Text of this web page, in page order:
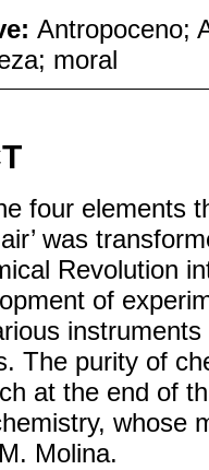
Antropoceno;
moral
four elements
air’ was
Revolution
of
The purity of
at the end of
whose
Molina.